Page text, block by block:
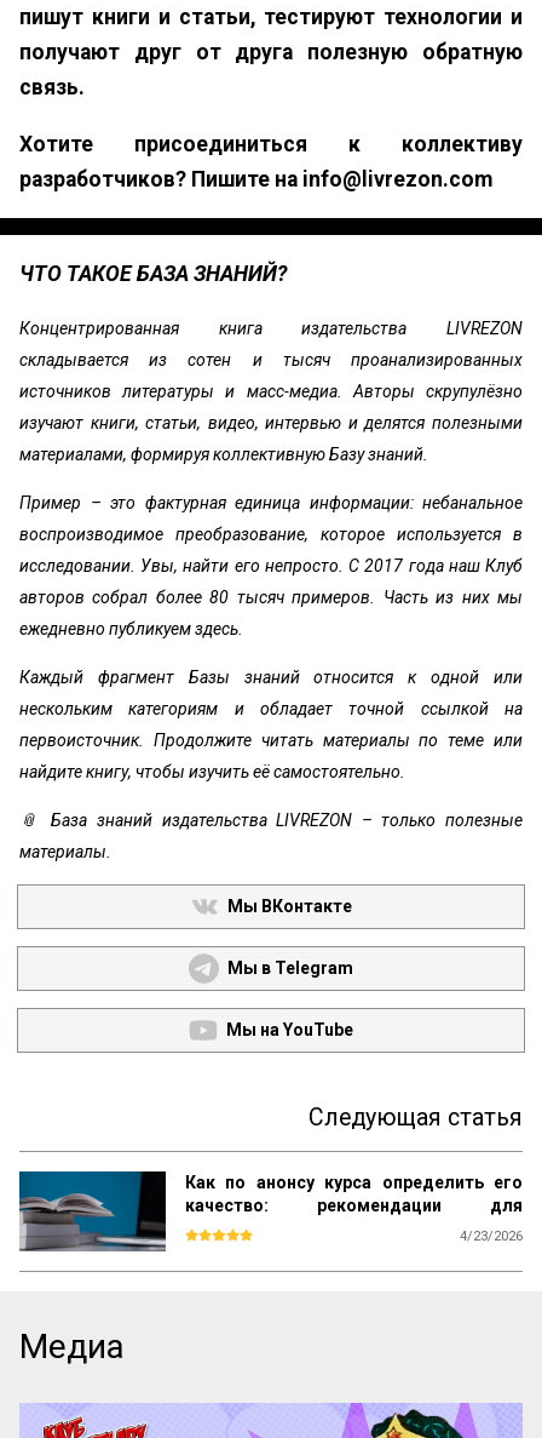
пишут книги и статьи, тестируют технологии и
получают друг от друга полезную обратную
связь.
Хотите присоединиться к коллективу
разработчиков? Пишите на info@livrezon.com
ЧТО ТАКОЕ БАЗА ЗНАНИЙ?
Концентрированная книга издательства LIVREZON
складывается из сотен и тысяч проанализированных
источников литературы и масс-медиа. Авторы скрупулёзно
изучают книги, статьи, видео, интервью и делятся полезными
материалами, формируя коллективную Базу знаний.
Пример – это фактурная единица информации: небанальное
воспроизводимое преобразование, которое используется в
исследовании. Увы, найти его непросто. С 2017 года наш Клуб
авторов собрал более 80 тысяч примеров. Часть из них мы
ежедневно публикуем здесь.
Каждый фрагмент Базы знаний относится к одной или
нескольким категориям и обладает точной ссылкой на
первоисточник. Продолжите читать материалы по теме или
найдите книгу, чтобы изучить её самостоятельно.
📎 База знаний издательства LIVREZON – только полезные
материалы.
Мы ВКонтакте
Мы в Telegram
Мы на YouTube
Следующая статья
Как по анонсу курса определить его
качество: рекомендации для
студентов
4/23/2026
слов и выбирать курсы с практической
пользой.
Медиа